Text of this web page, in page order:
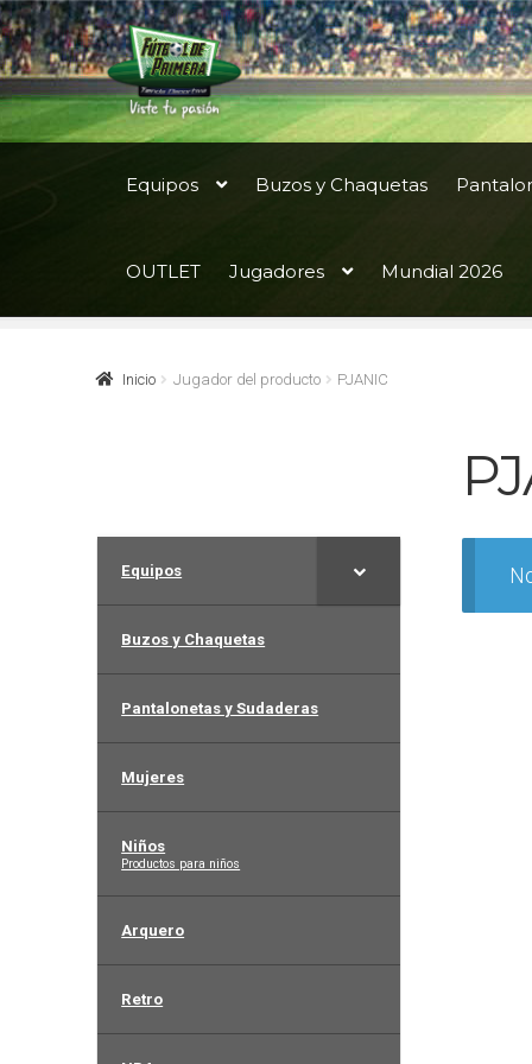
Ir
a
la
navegación
Ir
al
contenido
Equipos Buzos y Chaquetas
OUTLET Jugadores Mundial 2026
Inicio Jugador del producto PJANIC
Equipos
Buzos y Chaquetas
Pantalonetas y Sudaderas
Mujeres
Niños
–
Productos para niños
Arquero
Retro